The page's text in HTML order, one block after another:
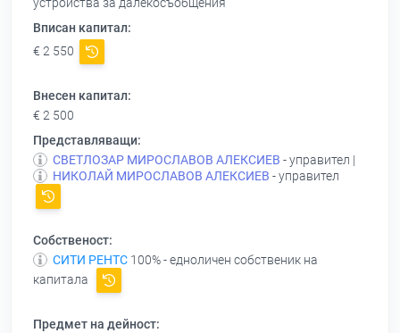
устройства за далекосъобщения
Вписан капитал:
€ 2 550
Внесен капитал:
€ 2 500
Представляващи:
СВЕТЛОЗАР МИРОСЛАВОВ АЛЕКСИЕВ - управител |
НИКОЛАЙ МИРОСЛАВОВ АЛЕКСИЕВ - управител
Собственост:
СИТИ РЕНТС 100% - едноличен собственик на
капитала
Предмет на дейност: